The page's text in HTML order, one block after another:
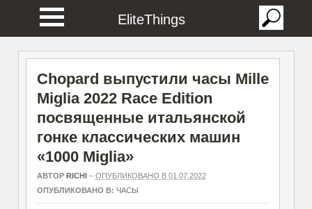
EliteThings
Chopard выпустили часы Mille
Miglia 2022 Race Edition
посвященные итальянской
гонке классических машин
«1000 Miglia»
АВТОР RICHI– ОПУБЛИКОВАНО В 01.07.2022
ОПУБЛИКОВАНО В: ЧАСЫ